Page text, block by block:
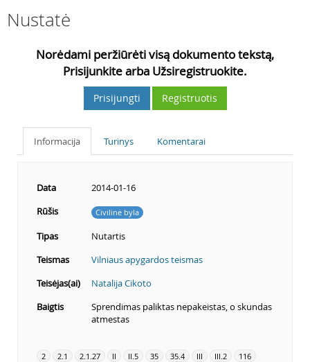
Nustatė
Norėdami peržiūrėti visą dokumento tekstą,
Prisijunkite arba Užsiregistruokite.
Prisijungti Registruotis
Informacija Turinys Komentarai
Data
2014-01-16
Rūšis
Civilinė byla
Tipas
Nutartis
Teismas
Vilniaus apygardos teismas
Teisėjas(ai)
Natalija Cikoto
Baigtis
Sprendimas paliktas nepakeistas, o skundas
atmestas
2 2.1 2.1.27 II II.5 35 35.4 III III.2
116